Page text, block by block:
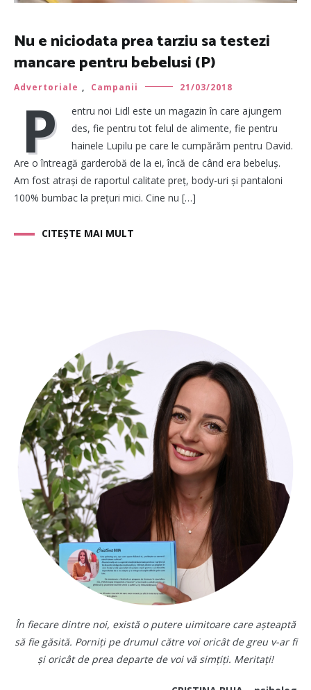
Nu e niciodata prea tarziu sa testezi
mancare pentru bebelusi (P)
Advertoriale , Campanii 21/03/2018
P
entru noi Lidl este un magazin în care ajungem
des, fie pentru tot felul de alimente, fie pentru
hainele Lupilu pe care le cumpărăm pentru David.
Are o întreagă garderobă de la ei, încă de când era bebeluș.
Am fost atrași de raportul calitate preț, body-uri și pantaloni
100% bumbac la prețuri mici. Cine nu […]
CITEȘTE MAI MULT
În fiecare dintre noi, există o putere uimitoare care așteaptă
să fie găsită. Porniți pe drumul către voi oricât de greu v-ar fi
și oricât de prea departe de voi vă simțiți. Meritați!